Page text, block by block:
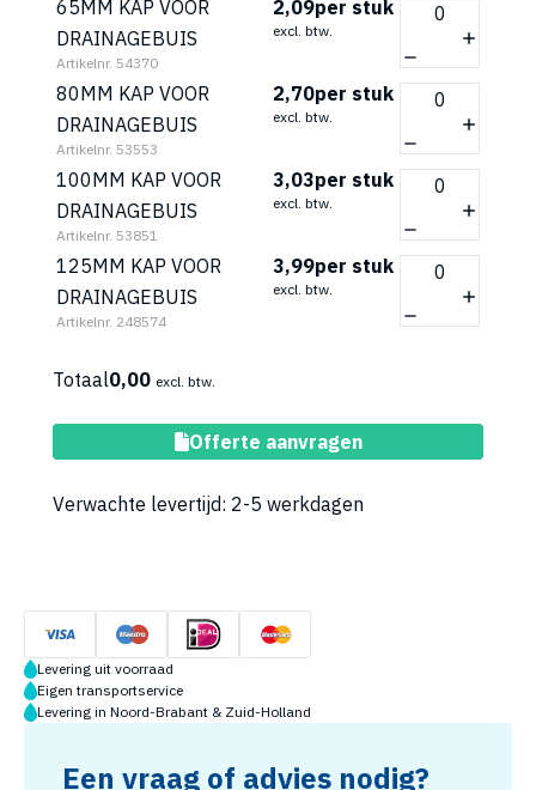
65MM KAP VOOR
DRAINAGEBUIS
Artikelnr. 54370
2,09per stuk
excl. btw.
80MM KAP VOOR
DRAINAGEBUIS
Artikelnr. 53553
2,70per stuk
excl. btw.
100MM KAP VOOR
DRAINAGEBUIS
Artikelnr. 53851
3,03per stuk
excl. btw.
125MM KAP VOOR
DRAINAGEBUIS
Artikelnr. 248574
3,99per stuk
excl. btw.
Totaal0,00 excl. btw.
Toevoegen aan winkelwagen
Offerte aanvragen
Verwachte levertijd: 2-5 werkdagen
Levering uit voorraad
Eigen transportservice
Levering in Noord-Brabant & Zuid-Holland
Een vraag of advies nodig?